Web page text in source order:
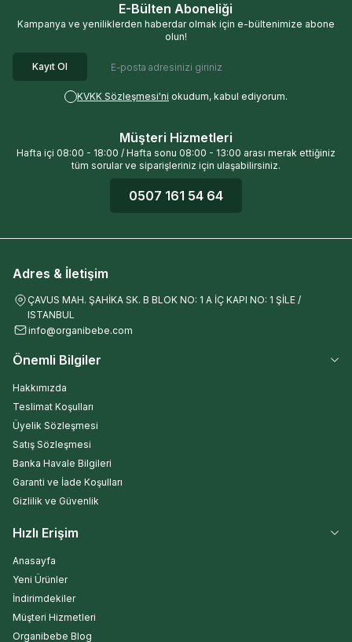
E-Bülten Aboneliği
Kampanya ve yeniliklerden haberdar olmak için e-bültenimize abone
olun!
Kayıt Ol
KVKK Sözleşmesi'ni okudum, kabul ediyorum.
Müşteri Hizmetleri
Hafta içi 08:00 - 18:00 / Hafta sonu 08:00 - 13:00 arası merak ettiğiniz
tüm sorular ve siparişleriniz için ulaşabilirsiniz.
0507 161 54 64
Adres & İletişim
ÇAVUS MAH. ŞAHİKA SK. B BLOK NO: 1 A İÇ KAPI NO: 1 ŞİLE /
ISTANBUL
info@organibebe.com
Önemli Bilgiler
Hakkımızda
Teslimat Koşulları
Üyelik Sözleşmesi
Satış Sözleşmesi
Banka Havale Bilgileri
Garanti ve İade Koşulları
Gizlilik ve Güvenlik
Hızlı Erişim
Anasayfa
Yeni Ürünler
İndirimdekiler
Müşteri Hizmetleri
Organibebe Blog